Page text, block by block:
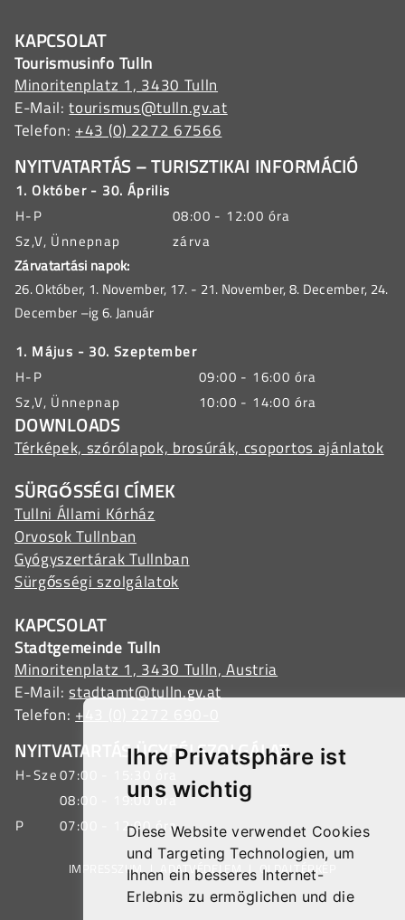
Ihre Privatsphäre ist
uns wichtig
Diese Website verwendet Cookies
und Targeting Technologien, um
Ihnen ein besseres Internet-
Erlebnis zu ermöglichen und die
KAPCSOLAT
Tourismusinfo Tulln
Minoritenplatz 1, 3430 Tulln
E-Mail:tourismus@tulln.gv.at
Telefon:+43 (0) 2272 67566
NYITVATARTÁS – TURISZTIKAI INFORMÁCIÓ
1. Október - 30. Április
H-P
08:00 - 12:00 óra
Sz,V, Ünnepnap
zárva
Zárvatartási napok:
26. Október, 1. November, 17. - 21. November, 8. December, 24.
December –ig 6. Január
1. Május - 30. Szeptember
H-P
09:00 - 16:00 óra
Sz,V, Ünnepnap
10:00 - 14:00 óra
DOWNLOADS
Térképek, szórólapok, brosúrák, csoportos ajánlatok
SÜRGŐSSÉGI CÍMEK
Tullni Állami Kórház
Orvosok Tullnban
Gyógyszertárak Tullnban
Sürgősségi szolgálatok
KAPCSOLAT
Stadtgemeinde Tulln
Minoritenplatz 1, 3430 Tulln, Austria
E-Mail:stadtamt@tulln.gv.at
Telefon:+43 (0) 2272 690-0
NYITVATARTÁS ÜGYFÉLSZOLGÁLAT
H-Sze07:00 - 15:30 óra
08:00 - 19:00 óra
P
07:00 - 12:00 óra
IMPRESSZUM | ADATVÉDELEM | OLDALTÉRKÉP